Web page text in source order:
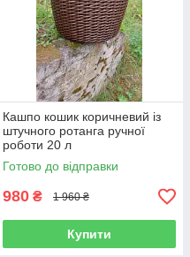
Кашпо кошик коричневий із
штучного ротанга ручної
роботи 20 л
Готово до відправки
980 ₴ 1 960 ₴
Купити